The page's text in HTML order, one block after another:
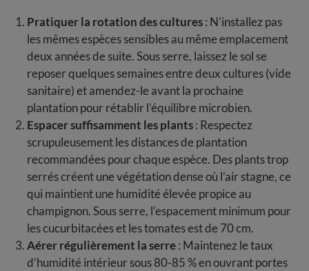
Pratiquer la rotation des cultures: N’installez pas
les mêmes espèces sensibles au même emplacement
deux années de suite. Sous serre, laissez le sol se
reposer quelques semaines entre deux cultures (vide
sanitaire) et amendez-le avant la prochaine
plantation pour rétablir l’équilibre microbien.
Espacer suffisamment les plants: Respectez
scrupuleusement les distances de plantation
recommandées pour chaque espèce. Des plants trop
serrés créent une végétation dense où l’air stagne, ce
qui maintient une humidité élevée propice au
champignon. Sous serre, l’espacement minimum pour
les cucurbitacées et les tomates est de 70 cm.
Aérer régulièrement la serre: Maintenez le taux
d’humidité intérieur sous 80-85 % en ouvrant portes